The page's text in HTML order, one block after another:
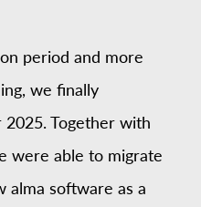
period and more
we finally
Together with
were able to migrate
software as a